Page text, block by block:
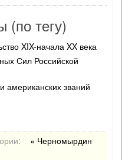
(по тегу)
XIX-начала XX века
Сил Российской
американских званий
« Черномырдин